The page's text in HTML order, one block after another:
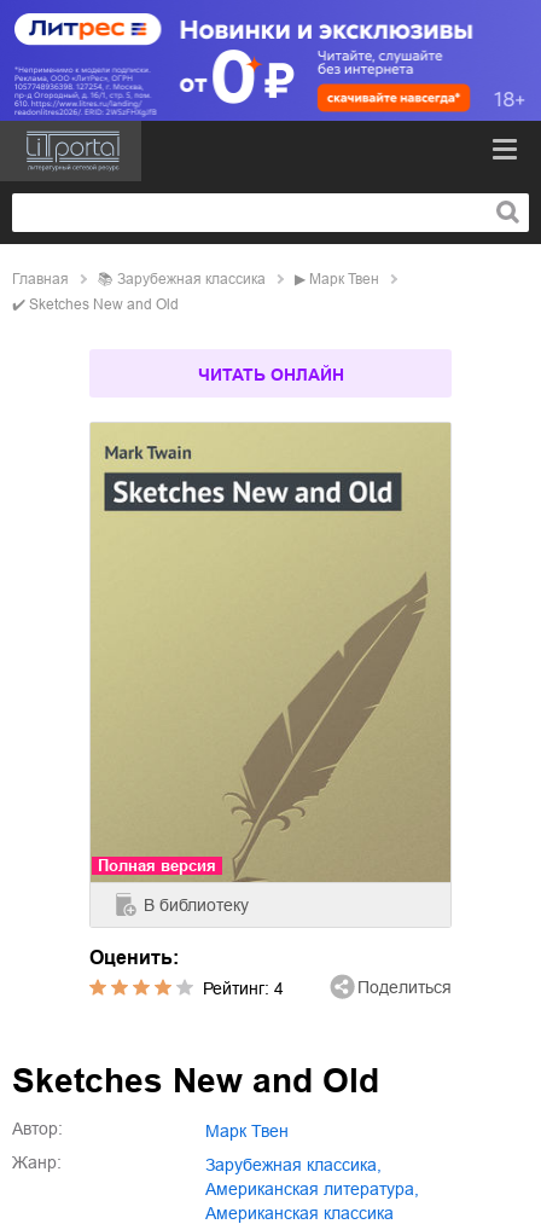
Главная 📚 зарубежная классика ▶ Марк Твен
✔️ Sketches New and Old
ЧИТАТЬ ОНЛАЙН
Полная версия
В библиотеку
Оценить:
Рейтинг: 4 Поделиться
Sketches New and Old
Автор:
Марк Твен
Жанр:
зарубежная классика
американская литература
американская классика